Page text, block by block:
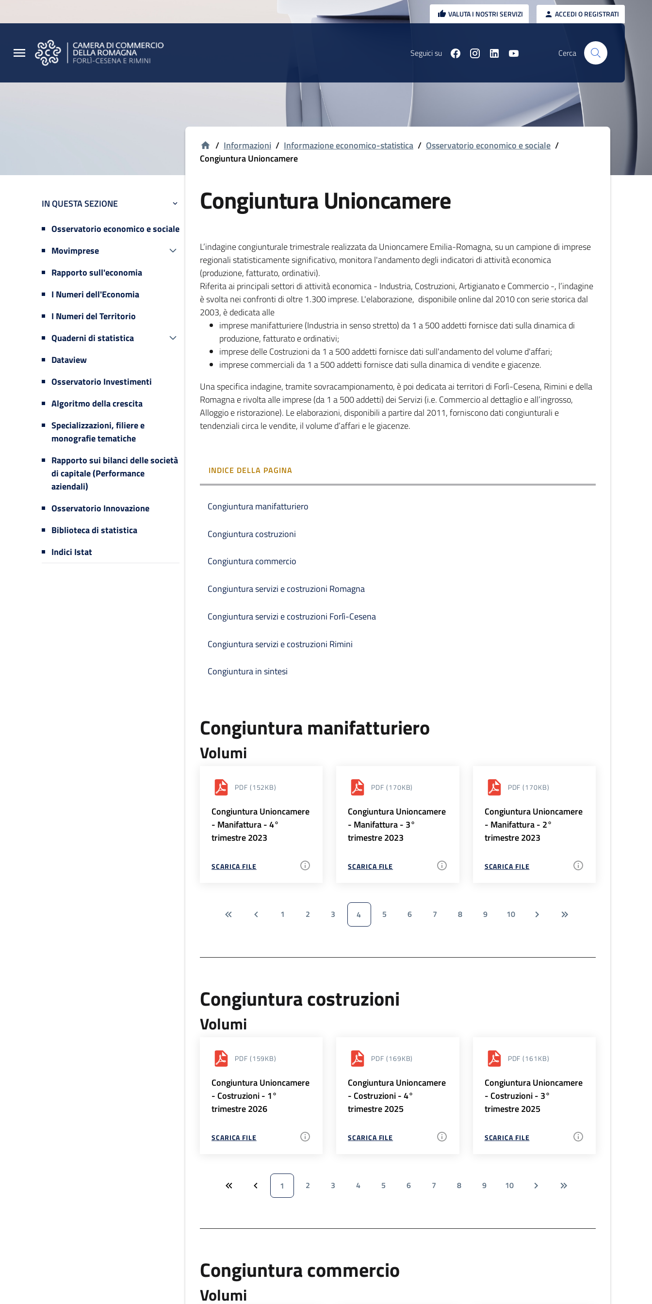
VALUTA I NOSTRI SERVIZI ACCEDI O REGISTRATI
Seguici su Cerca
IN QUESTA SEZIONE
Osservatorio economico e sociale
Movimprese
Rapporto sull'economia
I Numeri dell'Economia
I Numeri del Territorio
Quaderni di statistica
Dataview
Osservatorio Investimenti
Algoritmo della crescita
Specializzazioni, filiere e
monografie tematiche
Rapporto sui bilanci delle società
di capitale (Performance
aziendali)
Osservatorio Innovazione
Biblioteca di statistica
Indici Istat
/ Informazioni / Informazione economico-statistica / Osservatorio economico e sociale /
Congiuntura Unioncamere
Congiuntura Unioncamere
L’indagine congiunturale trimestrale realizzata da Unioncamere Emilia-Romagna, su un campione di imprese
regionali statisticamente significativo, monitora l'andamento degli indicatori di attività economica
(produzione, fatturato, ordinativi).
Riferita ai principali settori di attività economica - Industria, Costruzioni, Artigianato e Commercio -, l’indagine
è svolta nei confronti di oltre 1.300 imprese. L'elaborazione, disponibile online dal 2010 con serie storica dal
2003, è dedicata alle
imprese manifatturiere (Industria in senso stretto) da 1 a 500 addetti fornisce dati sulla dinamica di
produzione, fatturato e ordinativi;
imprese delle Costruzioni da 1 a 500 addetti fornisce dati sull'andamento del volume d'affari;
imprese commerciali da 1 a 500 addetti fornisce dati sulla dinamica di vendite e giacenze.
Una specifica indagine, tramite sovracampionamento, è poi dedicata ai territori di Forlì-Cesena, Rimini e della
Romagna e rivolta alle imprese (da 1 a 500 addetti) dei Servizi (i.e. Commercio al dettaglio e all’ingrosso,
Alloggio e ristorazione). Le elaborazioni, disponibili a partire dal 2011, forniscono dati congiunturali e
tendenziali circa le vendite, il volume d’affari e le giacenze.
INDICE DELLA PAGINA
Congiuntura manifatturiero
Congiuntura costruzioni
Congiuntura commercio
Congiuntura servizi e costruzioni Romagna
Congiuntura servizi e costruzioni Forlì-Cesena
Congiuntura servizi e costruzioni Rimini
Congiuntura in sintesi
Congiuntura manifatturiero
Volumi
PDF (152KB)
Congiuntura Unioncamere
- Manifattura - 4°
trimestre 2023
SCARICA FILE
PDF (170KB)
Congiuntura Unioncamere
- Manifattura - 3°
trimestre 2023
SCARICA FILE
PDF (170KB)
Congiuntura Unioncamere
- Manifattura - 2°
trimestre 2023
SCARICA FILE
1 2 3 4 5 6 7 8 9 10
Congiuntura costruzioni
Volumi
PDF (159KB)
Congiuntura Unioncamere
- Costruzioni - 1°
trimestre 2026
SCARICA FILE
PDF (169KB)
Congiuntura Unioncamere
- Costruzioni - 4°
trimestre 2025
SCARICA FILE
PDF (161KB)
Congiuntura Unioncamere
- Costruzioni - 3°
trimestre 2025
SCARICA FILE
1 2 3 4 5 6 7 8 9 10
Congiuntura commercio
Volumi